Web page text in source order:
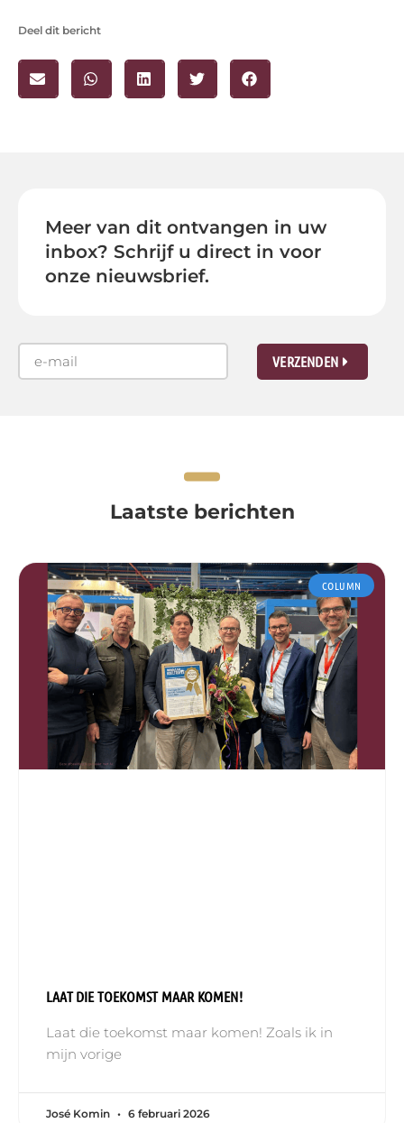
Deel dit bericht
Meer van dit ontvangen in uw
inbox? Schrijf u direct in voor
onze nieuwsbrief.
VERZENDEN
Laatste berichten
COLUMN
LAAT DIE TOEKOMST MAAR KOMEN!
Laat die toekomst maar komen! Zoals ik in
mijn vorige
José Komin 6 februari 2026